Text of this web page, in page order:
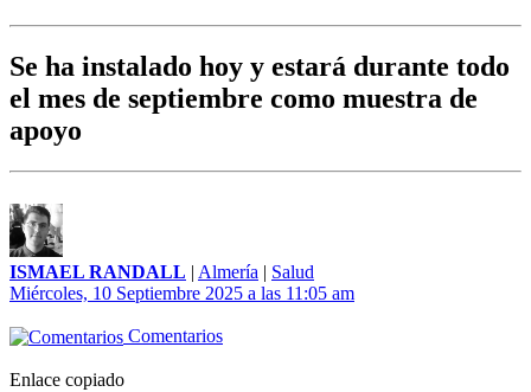
Se ha instalado hoy y estará durante todo
el mes de septiembre como muestra de
apoyo
ISMAEL RANDALL | Almería | Salud
Miércoles, 10 Septiembre 2025 a las 11:05 am
Comentarios
Enlace copiado